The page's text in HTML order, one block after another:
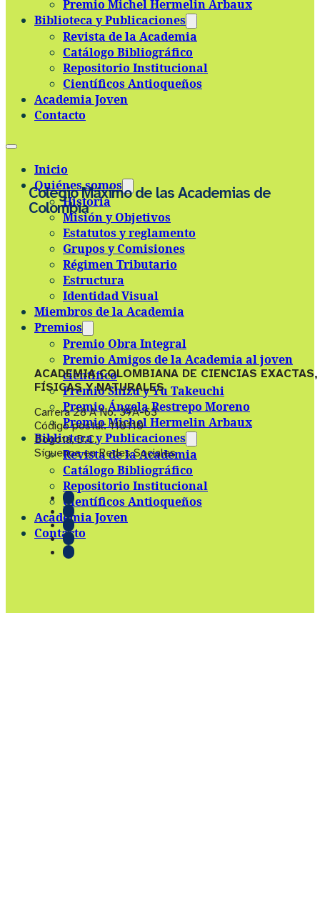
Skip to main contentSkip to footer
Premio Michel Hermelin Arbaux
Biblioteca y Publicaciones
Revista de la Academia
Catálogo Bibliográfico
Repositorio Institucional
Científicos Antioqueños
Academia Joven
Contacto
Inicio
Quiénes somos
Historia
Misión y Objetivos
Estatutos y reglamento
Grupos y Comisiones
Régimen Tributario
Estructura
Identidad Visual
Miembros de la Academia
Premios
Premio Obra Integral
Premio Amigos de la Academia al joven
científico
Premio Shizu y Yu Takeuchi
Premio Ángela Restrepo Moreno
Premio Michel Hermelin Arbaux
Biblioteca y Publicaciones
Revista de la Academia
Catálogo Bibliográfico
Repositorio Institucional
Científicos Antioqueños
Academia Joven
Contacto
Colegio Máximo de las Academias de
Colombia
ACADEMIA COLOMBIANA DE CIENCIAS EXACTAS,
FÍSICAS Y NATURALES
Carrera 28 A No. 39A-63
Código postal: 110110
Bogotá, D.C.
Síguenos en Redes Sociales